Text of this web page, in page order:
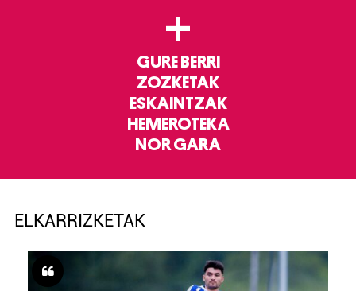
+
GURE BERRI
ZOZKETAK
ESKAINTZAK
HEMEROTEKA
NOR GARA
ELKARRIZKETAK